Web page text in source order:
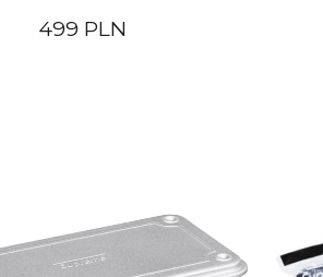
PLN.
299 PLN.
499 PLN